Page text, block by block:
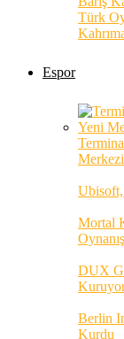
Türk
Espor
Mortal
DUX
Berlin
Kurdu